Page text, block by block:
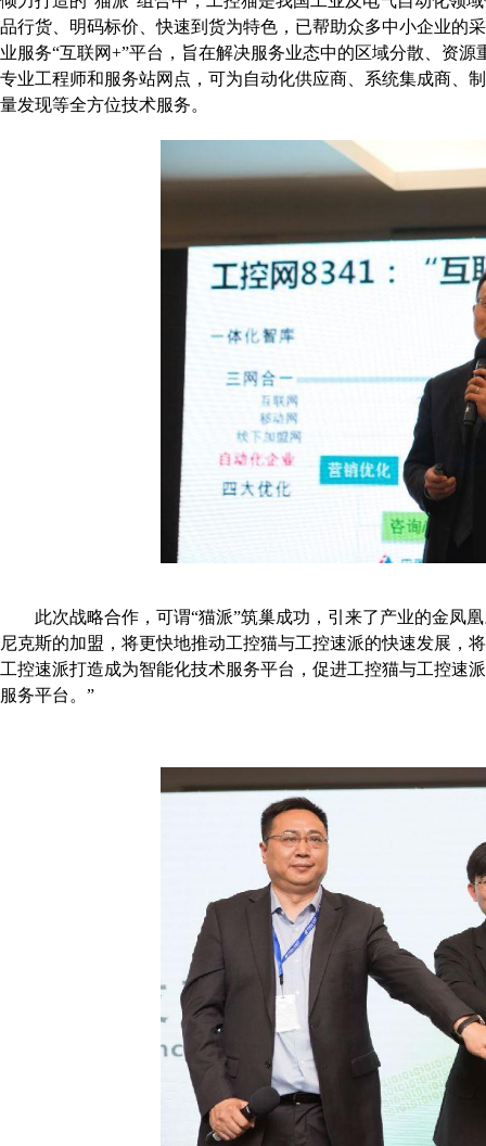
品行货、明码标价、快速到货为特色，已帮助众多中小企业的
业服务“互联网+”平台，旨在解决服务业态中的区域分散、资
专业工程师和服务站网点，可为自动化供应商、系统集成商、
量发现等全方位技术服务。
此次战略合作，可谓“猫派”筑巢成功，引来了产业的金凤
尼克斯的加盟，将更快地推动工控猫与工控速派的快速发展，
工控速派打造成为智能化技术服务平台，促进工控猫与工控速
服务平台。”